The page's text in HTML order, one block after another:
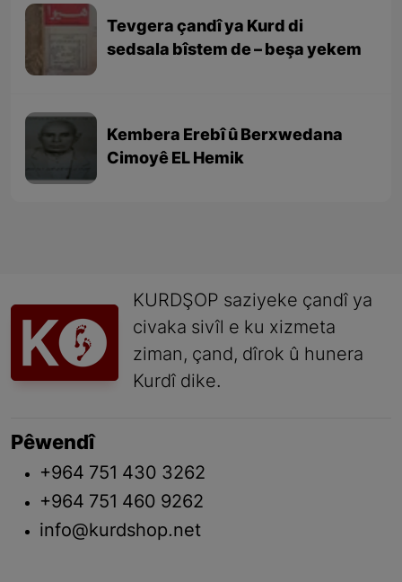
Tevgera çandî ya Kurd di
sedsala bîstem de – beşa yekem
Kembera Erebî û Berxwedana
Cimoyê EL Hemik
KURDŞOP saziyeke çandî ya
civaka sivîl e ku xizmeta
ziman, çand, dîrok û hunera
Kurdî dike.
Pêwendî
+964 751 430 3262
+964 751 460 9262
info@kurdshop.net